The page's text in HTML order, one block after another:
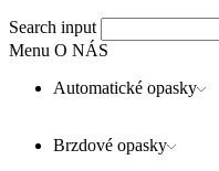
Search input
Menu O NÁS
Automatické opasky
Brzdové opasky